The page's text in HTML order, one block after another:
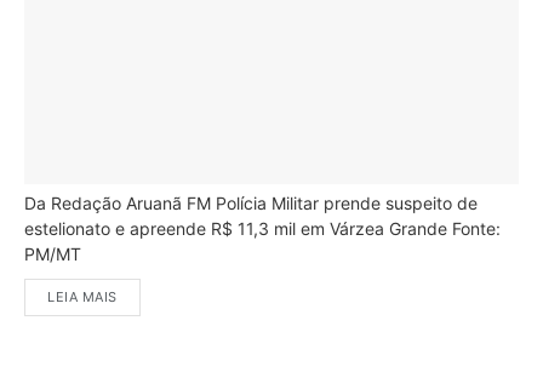
Da Redação Aruanã FM Polícia Militar prende suspeito de
estelionato e apreende R$ 11,3 mil em Várzea Grande Fonte:
PM/MT
LEIA MAIS